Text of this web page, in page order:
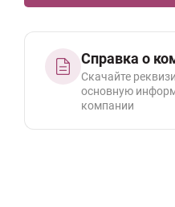
Справка о
Скачайте
основную
компании